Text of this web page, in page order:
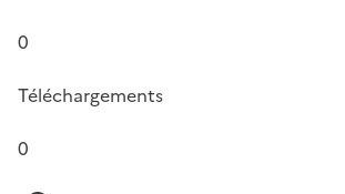
0
Téléchargements
0